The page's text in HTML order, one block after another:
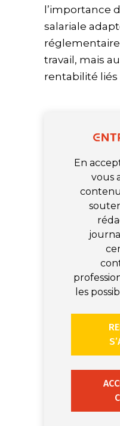
l’importance
salariale
travail, mais
rentabilité liés
En
vous
les